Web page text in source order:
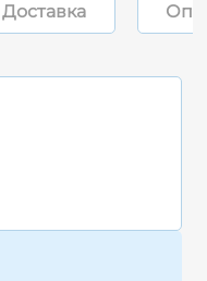
Доставка